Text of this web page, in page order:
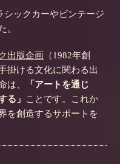
シックカーやビンテージ
。
出版企画 （1982年創
掛ける文化に関わる出
は、
「アートを通じ
る」 ことです。これか
を創造するサポートを